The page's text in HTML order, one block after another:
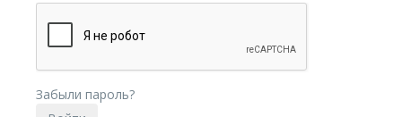
Забыли пароль?